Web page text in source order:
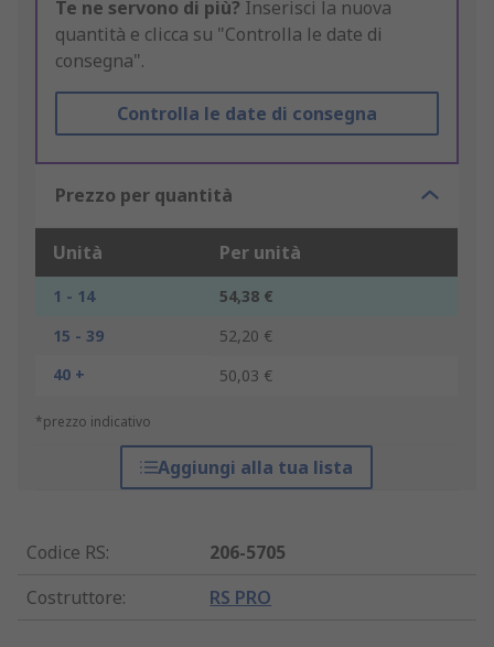
Te ne servono di più? Inserisci la nuova
quantità e clicca su "Controlla le date di
consegna".
Controlla le date di consegna
Prezzo per quantità
Unità Per unità
1 - 14
54,38 €
15 - 39
52,20 €
40 +
50,03 €
*prezzo indicativo
Aggiungi alla tua lista
Codice RS:
206-5705
Costruttore: RS PRO